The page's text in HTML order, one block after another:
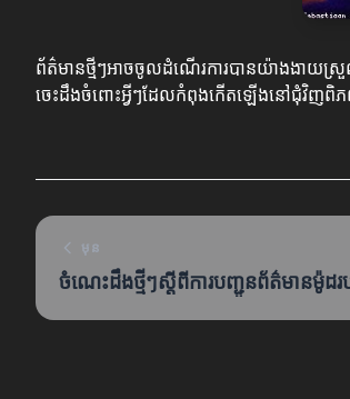
ព័ត៌មានថ្មីៗអាចចូលដំណើរការបានយ៉ាងងាយស្រួ
ចេះដឹងចំពោះអ្វីៗដែលកំពុងកើតឡើងនៅជុំវិញពិ
មុន
ចំណេះដឹងថ្មីៗស្ដីពីការបញ្ជូនព័ត៌មានម៉ូ